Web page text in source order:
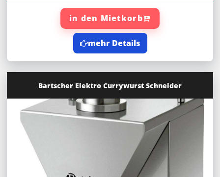
in den Mietkorb
mehr Details
Bartscher Elektro Currywurst Schneider